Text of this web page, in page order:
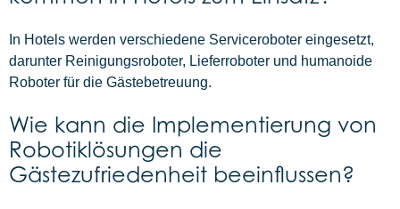
In Hotels werden verschiedene Serviceroboter eingesetzt,
darunter Reinigungsroboter, Lieferroboter und humanoide
Roboter für die Gästebetreuung.
Wie kann die Implementierung von
Robotiklösungen die
Gästezufriedenheit beeinflussen?